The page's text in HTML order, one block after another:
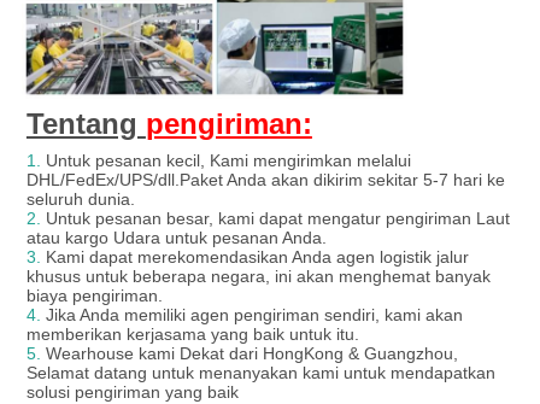
Tentang pengiriman:
1. Untuk pesanan kecil, Kami mengirimkan melalui
DHL/FedEx/UPS/dll.Paket Anda akan dikirim sekitar 5-7 hari ke
seluruh dunia.
2. Untuk pesanan besar, kami dapat mengatur pengiriman Laut
atau kargo Udara untuk pesanan Anda.
3. Kami dapat merekomendasikan Anda agen logistik jalur
khusus untuk beberapa negara, ini akan menghemat banyak
biaya pengiriman.
4. Jika Anda memiliki agen pengiriman sendiri, kami akan
memberikan kerjasama yang baik untuk itu.
5. Wearhouse kami Dekat dari HongKong & Guangzhou,
Selamat datang untuk menanyakan kami untuk mendapatkan
solusi pengiriman yang baik